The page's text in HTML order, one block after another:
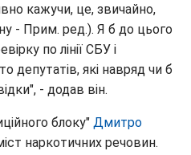
кажучи, це, звичайно,
- Прим. ред.). Я б до цього
по лінії СБУ і
депутатів, які навряд чи б
- додав він.
блоку" Дмитро
наркотичних речовин.